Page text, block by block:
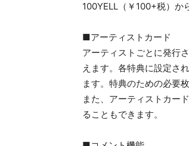
100YELL（￥100+税）か
■アーティストカード
アーティストごとに発行
えます。各特典に設定さ
ます。特典のための必要
また、アーティストカー
ることもできます。